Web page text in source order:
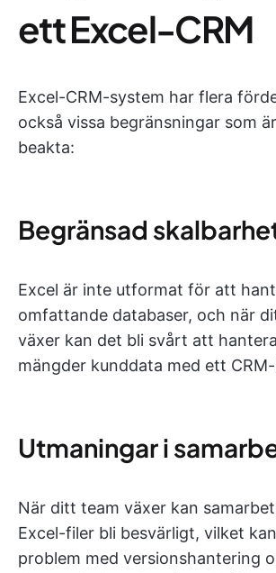
ett Excel-CRM
Excel-CRM-system har flera
också vissa begränsningar som
beakta:
Begränsad
Excel är inte utformat för att
omfattande databaser, och när
växer kan det bli svårt att
mängder kunddata med ett
Utmaningar i
När ditt team växer kan
Excel-filer bli besvärligt, vilket
problem med versionshantering